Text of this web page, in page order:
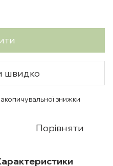
швидко
знижки
Порівняти